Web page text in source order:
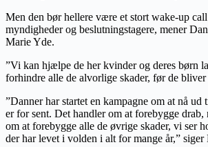
Men den bør hellere være et stort wake-up
myndigheder og beslutningstagere, mener
Marie Yde.
”Vi kan hjælpe de her kvinder og deres børn
forhindre alle de alvorlige skader, før de
”Danner har startet en kampagne om at nå
er for sent. Det handler om at forebygge drab,
om at forebygge alle de øvrige skader, vi ser
der har levet i volden i alt for mange år,”